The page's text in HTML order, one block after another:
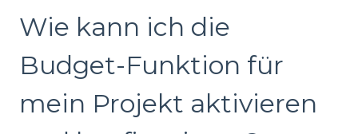
Wie kann ich die
Budget-Funktion für
mein Projekt aktivieren